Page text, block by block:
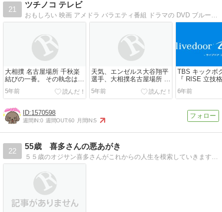
21
ツチノコ テレビ
おもしろい 映画 アメドラ バラエティ番組 ドラマの DVD ブルーレイ 動画 レビュー
大相撲 名古屋場所 千秋楽
結びの一番。 その執念はど
こから来るのか！？
5年前
天気、エンゼルス大谷翔平
選手、大相撲名古屋場所 白
鵬 翔猿 戦。
5年前
TBS キックボ
『 RISE 立技
』 那須川天心
タビュー42の
6年前
1570598
週間IN:0 週間OUT:60 月間IN:5
22
55歳 喜多さんの悪あがき
５５歳のオジサン喜多さんがこれからの人生を模索していきます。マネー、節約術、終の棲家、趣味探し。そして大相撲。